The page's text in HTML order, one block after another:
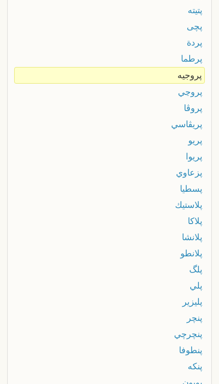
پتيته
پچی
پردة
پرطما
پروجيه
پروڃي
پروڤا
پريڤاسي
پريو
پريوا
پزعاوي
پسطيا
پلاستيك
پلاكا
پلانشا
پلانطو
پلگ
پلي
پليزير
پنچر
پنچرچي
پنطوفا
پنكه